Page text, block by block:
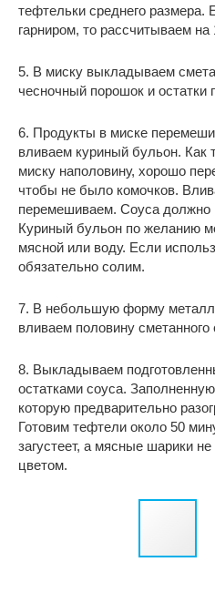
тефтельки среднего размера.
гарниром, то рассчитываем
5. В миску выкладываем
чесночный порошок и остатки
6. Продукты в миске
вливаем куриный бульон. Как
миску наполовину, хорошо
чтобы не было комочков.
перемешиваем. Соуса должно
Куриный бульон по желанию
мясной или воду. Если
обязательно солим.
7. В небольшую форму
вливаем половину сметанного
8. Выкладываем
остатками соуса.
которую предварительно
Готовим тефтели около 50
загустеет, а мясные шарики
цветом.